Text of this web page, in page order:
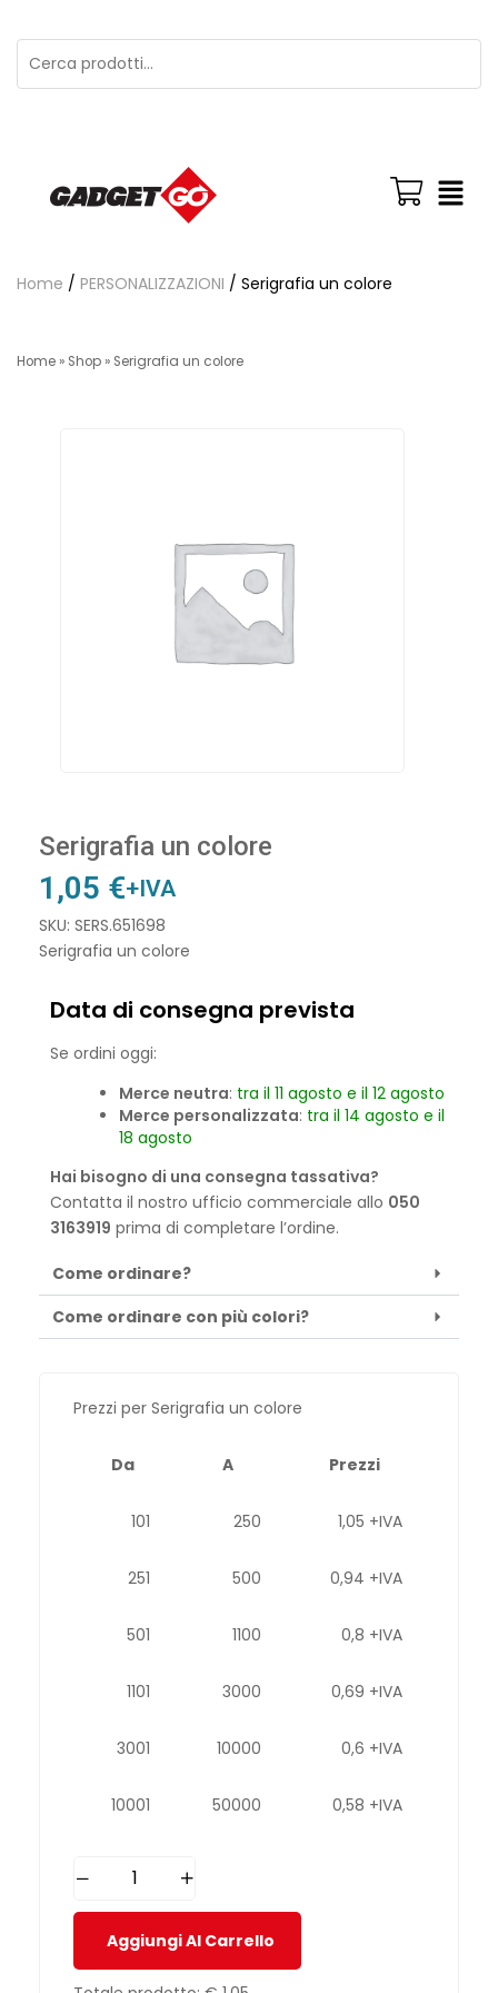
Home / PERSONALIZZAZIONI / Serigrafia un colore
Home » Shop » Serigrafia un colore
Serigrafia un colore
1,05 €+IVA
SKU: SERS.651698
Serigrafia un colore
Data di consegna prevista
Se ordini oggi:
Merce neutra: tra il 11 agosto e il 12 agosto
Merce personalizzata: tra il 14 agosto e il
18 agosto
Hai bisogno di una consegna tassativa?
Contatta il nostro ufficio commerciale allo 050
3163919 prima di completare l’ordine.
Come ordinare?
Come ordinare con più colori?
Prezzi per Serigrafia un colore
Da A Prezzi
101 250 1,05 +IVA
251 500 0,94 +IVA
501 1100 0,8 +IVA
1101 3000 0,69 +IVA
3001 10000 0,6 +IVA
10001 50000 0,58 +IVA
Aggiungi Al Carrello